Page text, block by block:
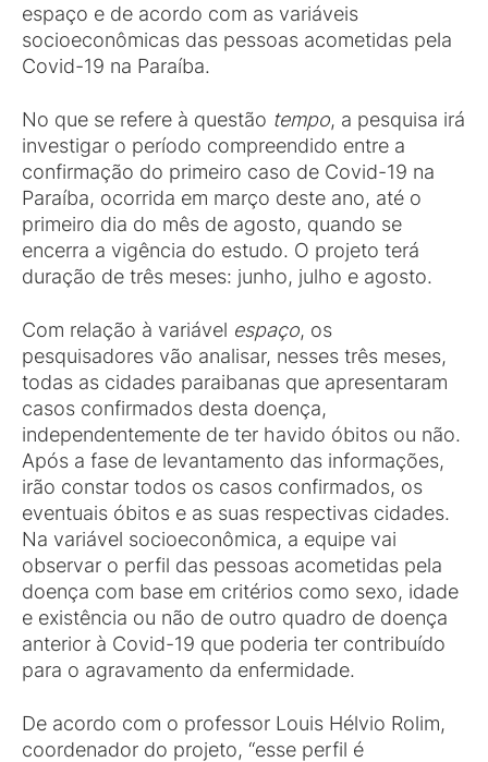
espaço e de acordo com as variáveis
socioeconômicas das pessoas acometidas pela
Covid-19 na Paraíba.
No que se refere à questão tempo, a pesquisa irá
investigar o período compreendido entre a
confirmação do primeiro caso de Covid-19 na
Paraíba, ocorrida em março deste ano, até o
primeiro dia do mês de agosto, quando se
encerra a vigência do estudo. O projeto terá
duração de três meses: junho, julho e agosto.
Com relação à variável espaço, os
pesquisadores vão analisar, nesses três meses,
todas as cidades paraibanas que apresentaram
casos confirmados desta doença,
independentemente de ter havido óbitos ou não.
Após a fase de levantamento das informações,
irão constar todos os casos confirmados, os
eventuais óbitos e as suas respectivas cidades.
Na variável socioeconômica, a equipe vai
observar o perfil das pessoas acometidas pela
doença com base em critérios como sexo, idade
e existência ou não de outro quadro de doença
anterior à Covid-19 que poderia ter contribuído
para o agravamento da enfermidade.
De acordo com o professor Louis Hélvio Rolim,
coordenador do projeto, “esse perfil é